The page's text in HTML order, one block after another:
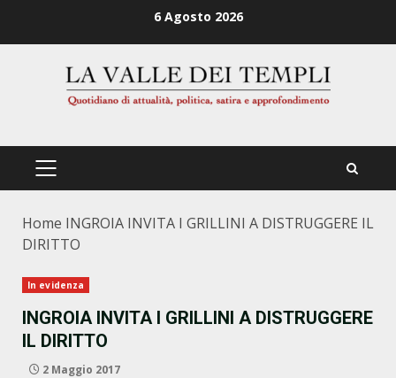
6 Agosto 2026
PRIMÄRES
Home INGROIA INVITA I GRILLINI A DISTRUGGERE IL
DIRITTO
In evidenza
INGROIA INVITA I GRILLINI A DISTRUGGERE
IL DIRITTO
2 Maggio 2017